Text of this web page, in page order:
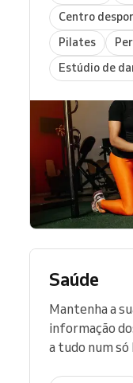
Centro
Pilates
Estúdio de
Saúde
Mantenha a
informação
a tudo num só